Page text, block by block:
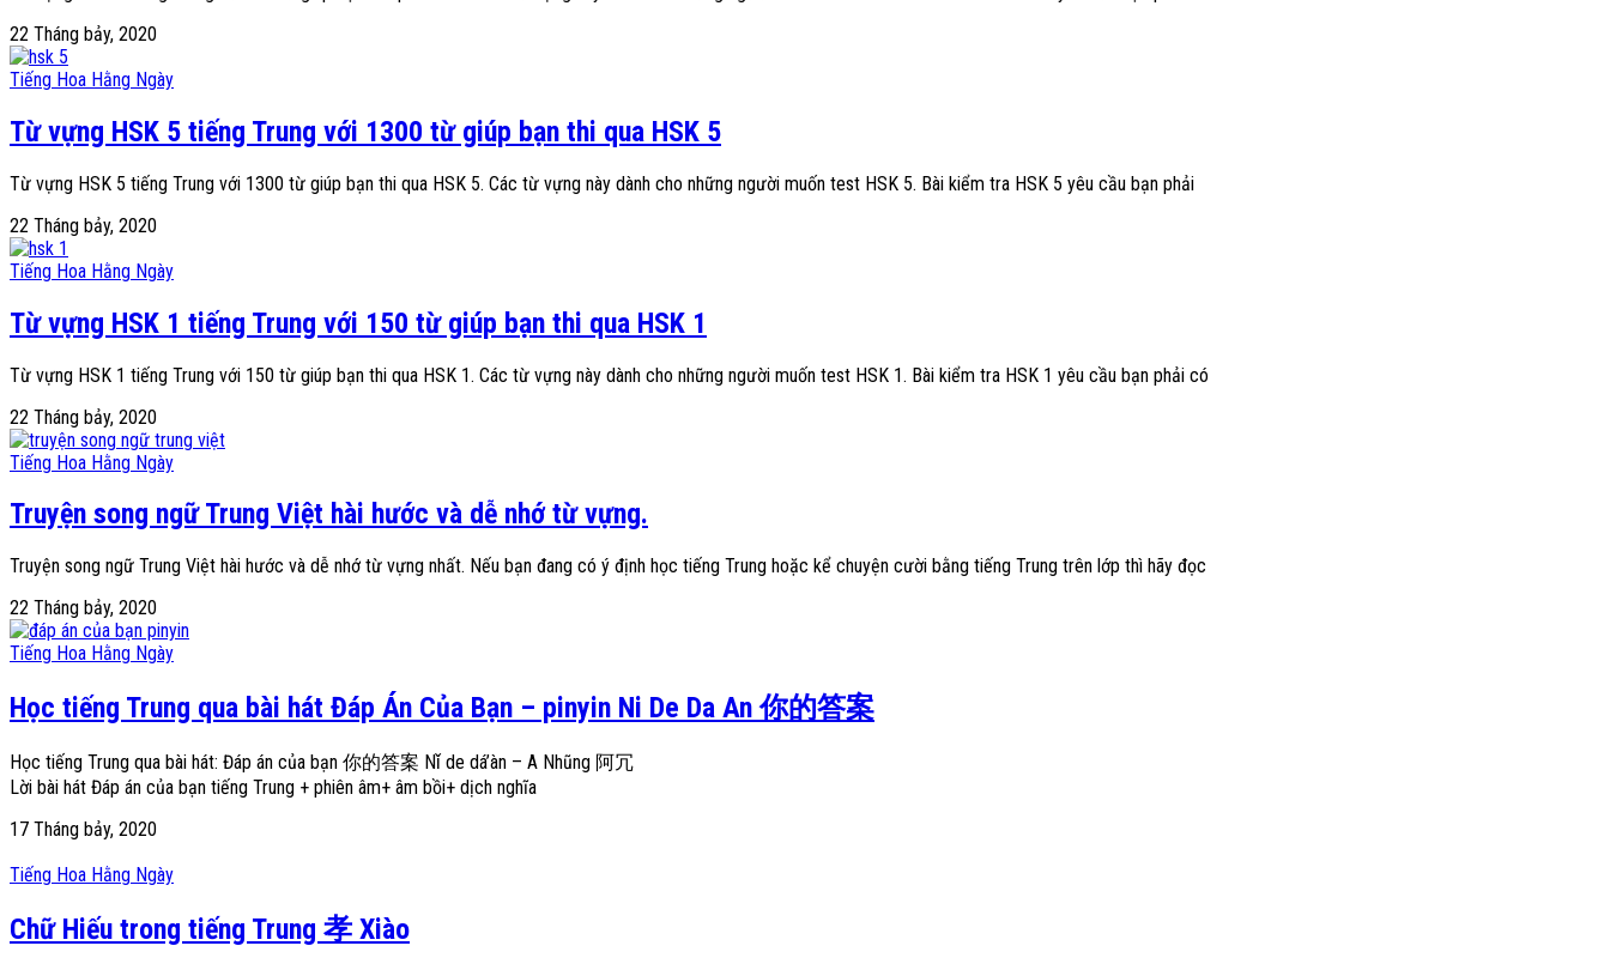
22 Tháng bảy, 2020
Tiếng Hoa Hằng Ngày
Từ vựng HSK 5 tiếng Trung với 1300 từ giúp bạn thi qua HSK 5
Từ vựng HSK 5 tiếng Trung với 1300 từ giúp bạn thi qua HSK 5. Các từ vựng này dành cho những người muốn test HSK 5. Bài kiểm tra HSK 5 yêu cầu bạn phải
22 Tháng bảy, 2020
Tiếng Hoa Hằng Ngày
Từ vựng HSK 1 tiếng Trung với 150 từ giúp bạn thi qua HSK 1
Từ vựng HSK 1 tiếng Trung với 150 từ giúp bạn thi qua HSK 1. Các từ vựng này dành cho những người muốn test HSK 1. Bài kiểm tra HSK 1 yêu cầu bạn phải có
22 Tháng bảy, 2020
Tiếng Hoa Hằng Ngày
Truyện song ngữ Trung Việt hài hước và dễ nhớ từ vựng.
Truyện song ngữ Trung Việt hài hước và dễ nhớ từ vựng nhất. Nếu bạn đang có ý định học tiếng Trung hoặc kể chuyện cười bằng tiếng Trung trên lớp thì hãy đọc
22 Tháng bảy, 2020
Tiếng Hoa Hằng Ngày
Học tiếng Trung qua bài hát Đáp Án Của Bạn – pinyin Ni De Da An 你的答案
Học tiếng Trung qua bài hát: Đáp án của bạn 你的答案 Nǐ de dá’àn – A Nhũng 阿冗
Lời bài hát Đáp án của bạn tiếng Trung + phiên âm+ âm bồi+ dịch nghĩa
17 Tháng bảy, 2020
Tiếng Hoa Hằng Ngày
Chữ Hiếu trong tiếng Trung 孝 Xiào